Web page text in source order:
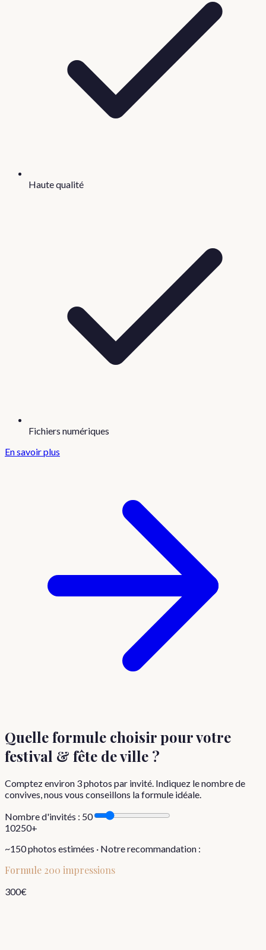
Haute qualité
Fichiers numériques
En savoir plus
Quelle formule choisirpour votre
festival & fête de ville ?
Comptez environ 3photos par invité. Indiquez le nombre de
convives, nous vous conseillons la formule idéale.
Nombre d'invités : 50
10250+
~150photos estimées · Notre recommandation :
Formule 200 impressions
300€